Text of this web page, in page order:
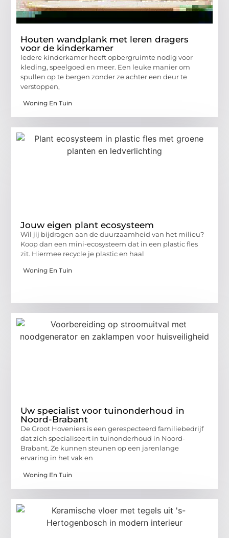
Houten wandplank met leren dragers
voor de kinderkamer
Iedere kinderkamer heeft opbergruimte nodig voor
kleding, speelgoed en meer. Een leuke manier om
spullen op te bergen zonder ze achter een deur te
verstoppen,
Woning En Tuin
Jouw eigen plant ecosysteem
Wil jij bijdragen aan de duurzaamheid van het milieu?
Koop dan een mini-ecosysteem dat in een plastic fles
zit. Hiermee recycle je plastic en haal
Woning En Tuin
Uw specialist voor tuinonderhoud in
Noord-Brabant
De Groot Hoveniers is een gerespecteerd familiebedrijf
dat zich specialiseert in tuinonderhoud in Noord-
Brabant. Ze kunnen steunen op een jarenlange
ervaring in het vak en
Woning En Tuin